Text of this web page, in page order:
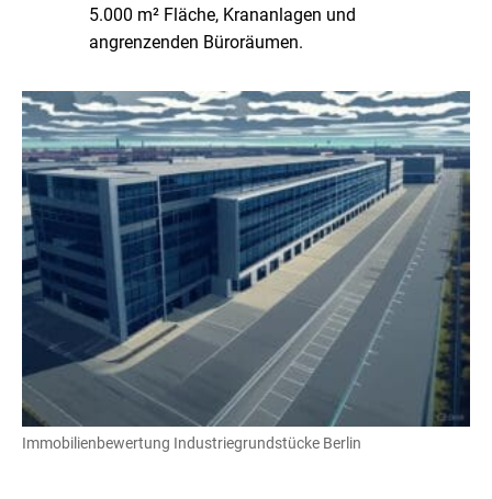
5.000 m² Fläche, Krananlagen und
angrenzenden Büroräumen.
Immobilienbewertung Industriegrundstücke Berlin